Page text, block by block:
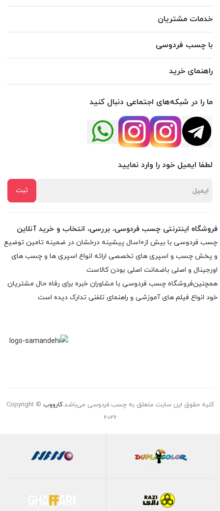
خدمات مشتریان
با چسب فردوسی
راهنمای خرید
ما را در شبکه‌های اجتماعی دنبال کنید
لطفا ایمیل خود را وارد نمایید
فروشگاه اینترنتی چسب فردوسی، بررسی، انتخاب و خرید آنلاین
چسب فردوسی با بیش از۱۰سال پیشینه درخشان در ضمینه تامین توضیع
و پخش چسب و اسپری های تخصصی ارائه انواع اسپری ها و چسب های
اورجینال و اصلی باضمانت اصلی بودن کالاست
همچنین‌فروشگاه چسب فردوسی با مشاوران خبره برای رفاه حال مشتریان
خود انواع فیلم های آموزشی و راهنمای تلفنی تدارک دیده است
کلیه حقوق این سایت متعلق به چسب فردوسی می‌باشد.کارووب Copyright ©
2026